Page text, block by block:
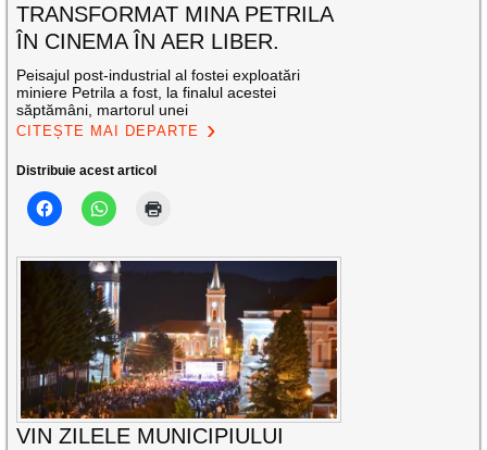
TRANSFORMAT MINA PETRILA
ÎN CINEMA ÎN AER LIBER.
Peisajul post-industrial al fostei exploatări
miniere Petrila a fost, la finalul acestei
săptămâni, martorul unei
CITEȘTE MAI DEPARTE
Distribuie acest articol
VIN ZILELE MUNICIPIULUI